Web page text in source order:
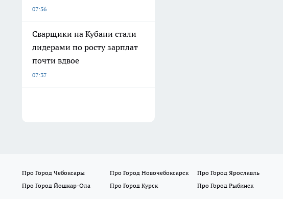
07:56
Сварщики на Кубани стали
лидерами по росту зарплат
почти вдвое
07:37
Про Город Чебоксары Про Город Новочебоксарск Про Город Ярославль
Про Город Йошкар-Ола
Про Город Курск Про Город Рыбинск